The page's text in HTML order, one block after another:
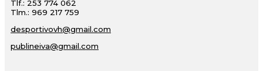
Tlf.: 253 774 062
Tlm.: 969 217 759
desportivovh@gmail.com
publineiva@gmail.com